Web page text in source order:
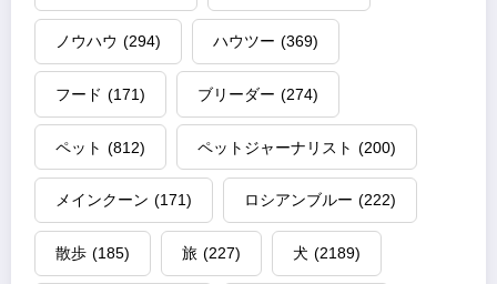
ノウハウ (294) ハウツー (369)
フード (171) ブリーダー (274)
ペット (812) ペットジャーナリスト (200)
メインクーン (171) ロシアンブルー (222)
散歩 (185) 旅 (227) 犬 (2189)